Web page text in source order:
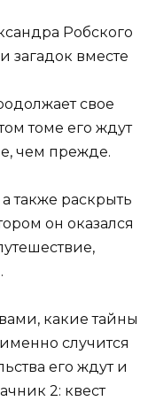
Робского
загадок вместе
свое
томе его ждут
чем прежде.
также раскрыть
он оказался
какие тайны
случится
его ждут и
2: квест